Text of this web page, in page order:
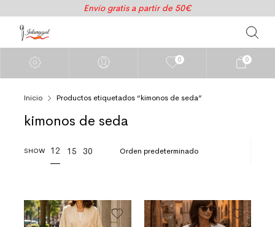
Envío gratis a partir de 50€
0 0
Inicio Productos etiquetados “kimonos de seda”
kimonos de seda
SHOW 12 15 30